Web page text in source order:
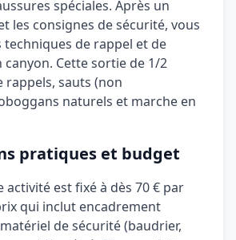
spéciales. Après un
les consignes de sécurité, vous
techniques de rappel et de
Cette sortie de 1/2
rappels, sauts (non
naturels et marche en
pratiques et budget
activité est fixé à dès 70 € par
qui inclut encadrement
de sécurité (baudrier,